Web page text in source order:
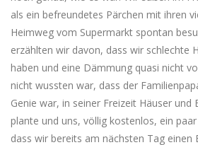
als ein befreundetes Pärchen mit ihren
Heimweg vom Supermarkt spontan
erzählten wir davon, dass wir schlechte
haben und eine Dämmung quasi nicht
nicht wussten war, dass der
Genie war, in seiner Freizeit Häuser und
plante und uns, völlig kostenlos, ein
dass wir bereits am nächsten Tag einen